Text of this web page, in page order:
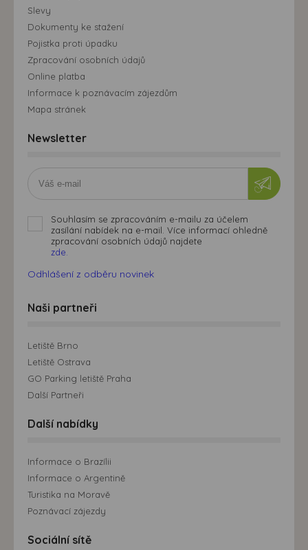
Slevy
Dokumenty ke stažení
Pojistka proti úpadku
Zpracování osobních údajů
Online platba
Informace k poznávacím zájezdům
Mapa stránek
Newsletter
Souhlasím se zpracováním e-mailu za účelem
zasílání nabídek na e-mail. Více informací ohledně
zpracování osobních údajů najdete
zde.
Odhlášení z odběru novinek
Naši partneři
Letiště Brno
Letiště Ostrava
GO Parking letiště Praha
Další Partneři
Další nabídky
Informace o Brazílii
Informace o Argentině
Turistika na Moravě
Poznávací zájezdy
Sociální sítě